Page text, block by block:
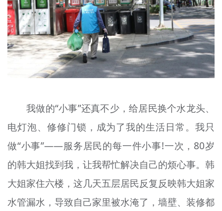
我做的“小事”还真不少，给居民换个水龙头、
电灯泡、修修门锁，成为了我的生活日常。我只
做“小事”——服务居民的每一件小事!一次，80岁
的韩大姐找到我，让我帮忙解决自己的烦心事。韩
大姐家住六楼，这几天五层居民反复反映韩大姐家
水管漏水，导致自己家里被水淹了，墙壁、装修都